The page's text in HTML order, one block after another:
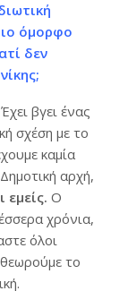
όμορφο
δεν
Έχει βγει ένας
σχέση με το
καμία
αρχή,
εμείς. Ο
χρόνια,
όλοι
το